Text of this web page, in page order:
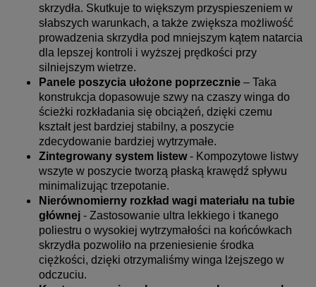
skrzydła. Skutkuje to większym przyspieszeniem w
słabszych warunkach, a także zwiększa możliwość
prowadzenia skrzydła pod mniejszym kątem natarcia
dla lepszej kontroli i wyższej prędkości przy
silniejszym wietrze.
Panele poszycia ułożone poprzecznie – Taka
konstrukcja dopasowuje szwy na czaszy winga do
ścieżki rozkładania się obciążeń, dzięki czemu
kształt jest bardziej stabilny, a poszycie
zdecydowanie bardziej wytrzymałe.
Zintegrowany system listew- Kompozytowe listwy
wszyte w poszycie tworzą płaską krawędź spływu
minimalizując trzepotanie.
Nierównomierny rozkład wagi materiału na tubie
głównej - Zastosowanie ultra lekkiego i tkanego
poliestru o wysokiej wytrzymałości na końcówkach
skrzydła pozwoliło na przeniesienie środka
ciężkości, dzięki otrzymaliśmy winga lżejszego w
odczuciu.